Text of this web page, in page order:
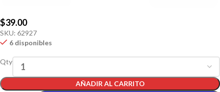
$39.00
SKU: 62927
6 disponibles
Qty
AÑADIR AL CARRITO